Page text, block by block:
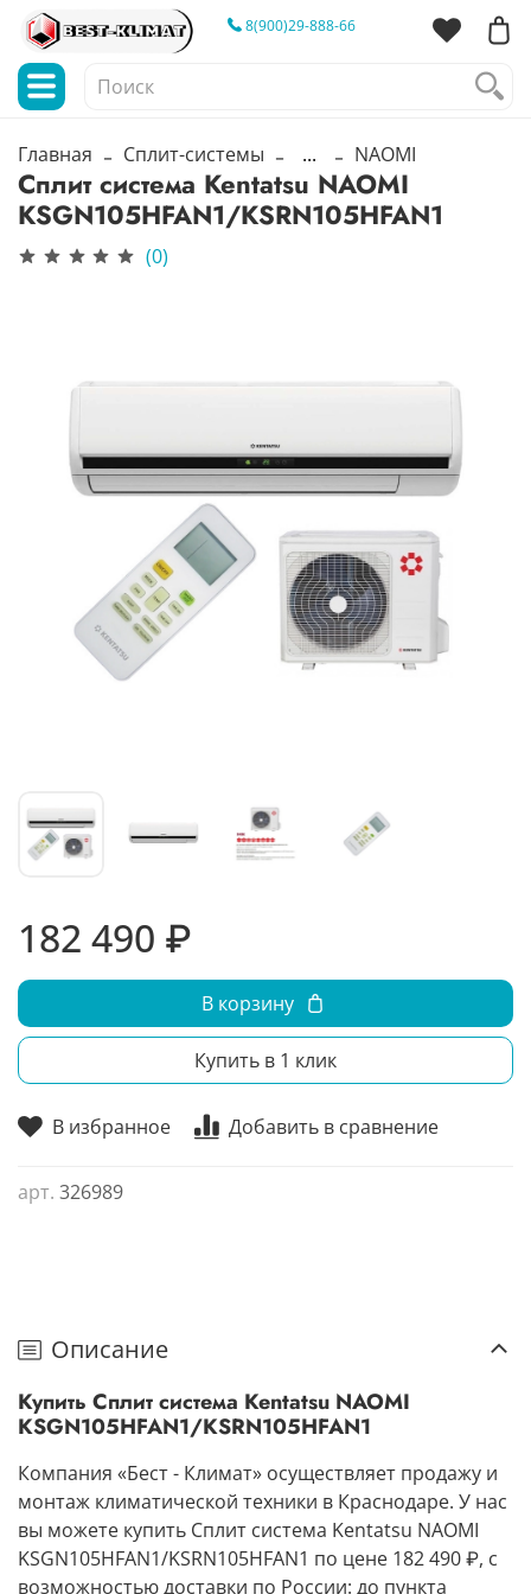
8(900)29-888-66
Главная Сплит-системы ... NAOMI
Сплит система Kentatsu NAOMI
KSGN105HFAN1/KSRN105HFAN1
(0)
В избранное Добавить в сравнение
арт. 326989
182 490 ₽
В корзину
Купить в 1 клик
Описание
Купить Сплит система Kentatsu NAOMI
KSGN105HFAN1/KSRN105HFAN1
Компания «Бест - Климат» осуществляет продажу и
монтаж климатической техники в Краснодаре. У нас
вы можете купить Сплит система Kentatsu NAOMI
KSGN105HFAN1/KSRN105HFAN1 по цене 182 490 ₽, с
возможностью доставки по России: до пункта